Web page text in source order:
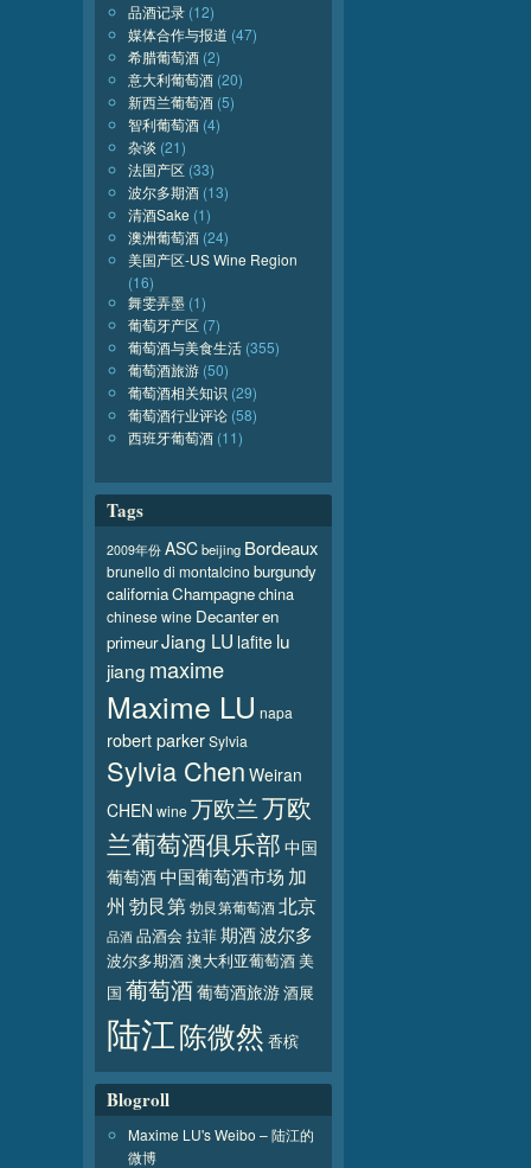
品酒记录 (12)
媒体合作与报道 (47)
希腊葡萄酒 (2)
意大利葡萄酒 (20)
新西兰葡萄酒 (5)
智利葡萄酒 (4)
杂谈 (21)
法国产区 (33)
波尔多期酒 (13)
清酒Sake (1)
澳洲葡萄酒 (24)
美国产区-US Wine Region
(16)
舞雯弄墨 (1)
葡萄牙产区 (7)
葡萄酒与美食生活 (355)
葡萄酒旅游 (50)
葡萄酒相关知识 (29)
葡萄酒行业评论 (58)
西班牙葡萄酒 (11)
Tags
2009年份 ASCbeijing Bordeaux
brunello di montalcinoburgundy
californiaChampagnechina
chinese wine Decanteren
primeurJiang LU lafite lu
jiang maxime
Maxime LU napa
robert parkerSylvia
Sylvia Chen Weiran
CHEN wine万欧兰万欧
兰葡萄酒俱乐部中国
葡萄酒中国葡萄酒市场 加
州 勃艮第勃艮第葡萄酒北京
品酒品酒会 拉菲期酒波尔多
波尔多期酒澳大利亚葡萄酒美
国 葡萄酒葡萄酒旅游酒展
陆江陈微然 香槟
Blogroll
Maxime LU's Weibo – 陆江的
微博